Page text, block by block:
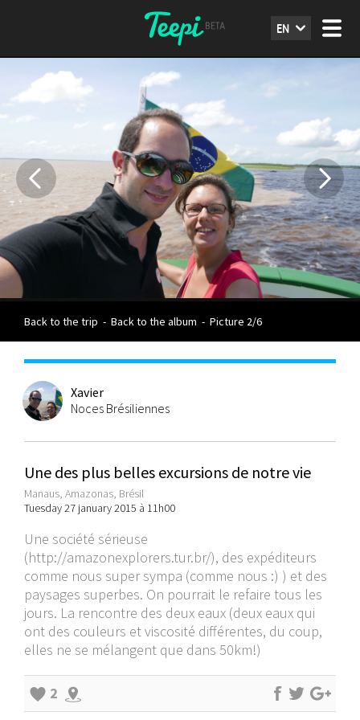
EN
Back to the trip - Back to the album - Picture 2/6
Xavier
Noces Brésiliennes
Une des plus belles excursions de notre vie
Manaus, Amazonas, Brésil
Tuesday 27 january 2015 à 11h00
Une société sérieuse
(http://amazonexplorers.tur.br/), des expéditeurs
comme nous super sympa (comme nous :) ) et des
paysages superbes. On pourrait le refaire tous les
jours. La rencontre des deux eaux (deux eaux qui
ont des couleurs et viscosité différentes, du coup,
elles ne se mélangent que dans 50km!)
2